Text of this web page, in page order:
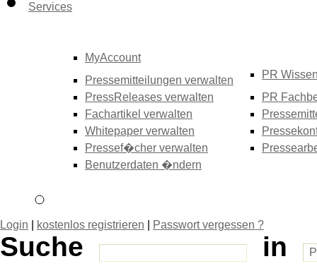
Services
MyAccount
Pressemitteilungen verwalten
PressReleases verwalten
Fachartikel verwalten
Whitepaper verwalten
Pressef�cher verwalten
Benutzerdaten �ndern
PR
PR
Login kostenlos registrieren Passwort vergessen ?
Suche
in